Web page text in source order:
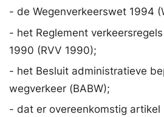
- de Wegenverkeerswet 1994
- het Reglement
1990 (RVV 1990);
- het Besluit administratieve
wegverkeer (BABW);
- dat er overeenkomstig artikel